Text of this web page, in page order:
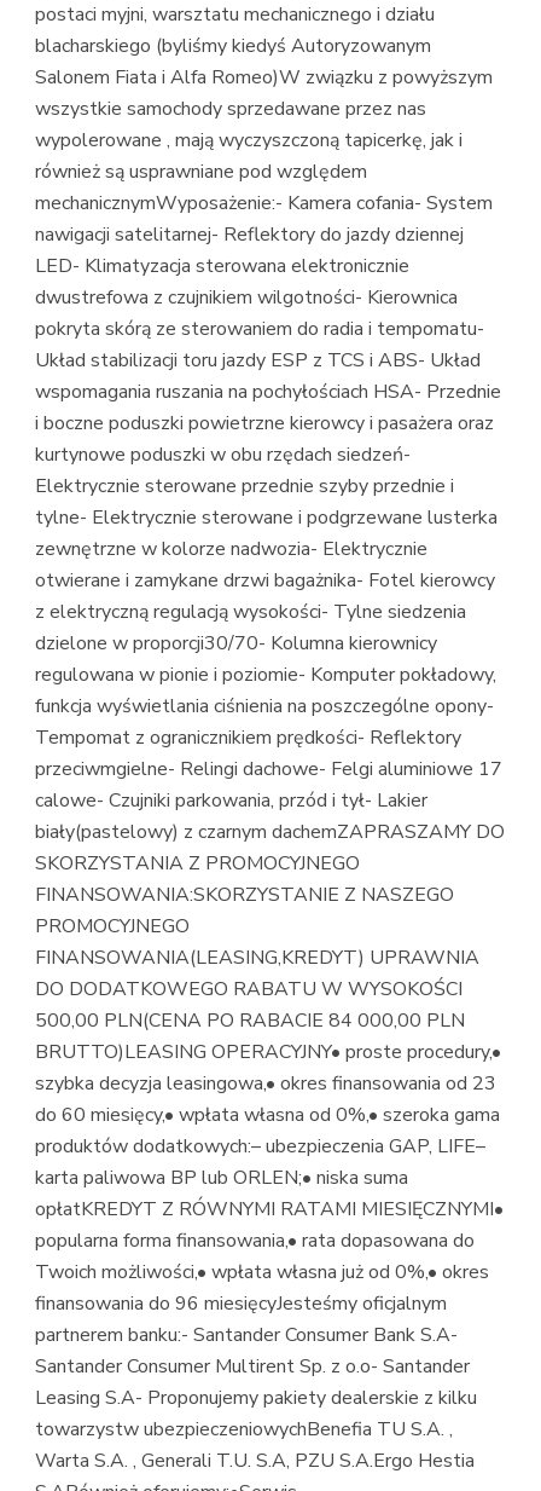
postaci myjni, warsztatu mechanicznego i działu
blacharskiego (byliśmy kiedyś Autoryzowanym
Salonem Fiata i Alfa Romeo)W związku z powyższym
wszystkie samochody sprzedawane przez nas
wypolerowane , mają wyczyszczoną tapicerkę, jak i
również są usprawniane pod względem
mechanicznymWyposażenie:- Kamera cofania- System
nawigacji satelitarnej- Reflektory do jazdy dziennej
LED- Klimatyzacja sterowana elektronicznie
dwustrefowa z czujnikiem wilgotności- Kierownica
pokryta skórą ze sterowaniem do radia i tempomatu-
Układ stabilizacji toru jazdy ESP z TCS i ABS- Układ
wspomagania ruszania na pochyłościach HSA- Przednie
i boczne poduszki powietrzne kierowcy i pasażera oraz
kurtynowe poduszki w obu rzędach siedzeń-
Elektrycznie sterowane przednie szyby przednie i
tylne- Elektrycznie sterowane i podgrzewane lusterka
zewnętrzne w kolorze nadwozia- Elektrycznie
otwierane i zamykane drzwi bagażnika- Fotel kierowcy
z elektryczną regulacją wysokości- Tylne siedzenia
dzielone w proporcji30/70- Kolumna kierownicy
regulowana w pionie i poziomie- Komputer pokładowy,
funkcja wyświetlania ciśnienia na poszczególne opony-
Tempomat z ogranicznikiem prędkości- Reflektory
przeciwmgielne- Relingi dachowe- Felgi aluminiowe 17
calowe- Czujniki parkowania, przód i tył- Lakier
biały(pastelowy) z czarnym dachemZAPRASZAMY DO
SKORZYSTANIA Z PROMOCYJNEGO
FINANSOWANIA:SKORZYSTANIE Z NASZEGO
PROMOCYJNEGO
FINANSOWANIA(LEASING,KREDYT) UPRAWNIA
DO DODATKOWEGO RABATU W WYSOKOŚCI
500,00 PLN(CENA PO RABACIE 84 000,00 PLN
BRUTTO)LEASING OPERACYJNY• proste procedury,•
szybka decyzja leasingowa,• okres finansowania od 23
do 60 miesięcy,• wpłata własna od 0%,• szeroka gama
produktów dodatkowych:– ubezpieczenia GAP, LIFE–
karta paliwowa BP lub ORLEN;• niska suma
opłatKREDYT Z RÓWNYMI RATAMI MIESIĘCZNYMI•
popularna forma finansowania,• rata dopasowana do
Twoich możliwości,• wpłata własna już od 0%,• okres
finansowania do 96 miesięcyJesteśmy oficjalnym
partnerem banku:- Santander Consumer Bank S.A-
Santander Consumer Multirent Sp. z o.o- Santander
Leasing S.A- Proponujemy pakiety dealerskie z kilku
towarzystw ubezpieczeniowychBenefia TU S.A. ,
Warta S.A. , Generali T.U. S.A, PZU S.A.Ergo Hestia